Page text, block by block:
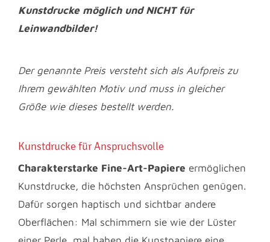
Kunstdrucke möglich und NICHT für
Leinwandbilder!
Der genannte Preis versteht sich als Aufpreis zu
Ihrem gewählten Motiv und muss in gleicher
Größe wie dieses bestellt werden.
Kunstdrucke für Anspruchsvolle
Charakterstarke Fine-Art-Papiere ermöglichen
Kunstdrucke, die höchsten Ansprüchen genügen.
Dafür sorgen haptisch und sichtbar andere
Oberflächen: Mal schimmern sie wie der Lüster